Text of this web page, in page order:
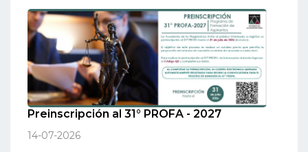
Preinscripción al 31° PROFA - 2027
14-07-2026